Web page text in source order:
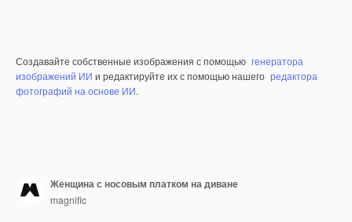
Создавайте собственные изображения с помощью генератора
изображений ИИ и редактируйте их с помощью нашего редактора
фотографий на основе ИИ.
Женщина с носовым платком на диване
magnific